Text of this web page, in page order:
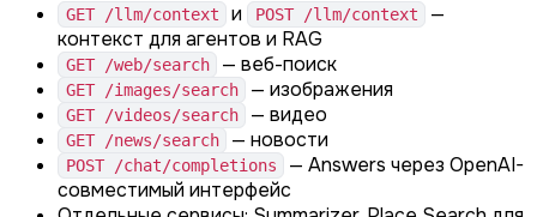
GET /llm/context и POST /llm/context
—
контекст для агентов и RAG
GET /web/search — веб-поиск
GET /images/search — изображения
GET /videos/search — видео
GET /news/search — новости
POST /chat/completions
— Answers через OpenAI-
совместимый интерфейс